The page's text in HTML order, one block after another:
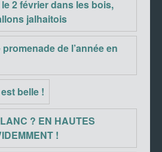
2 février dans les bois,
jalhaitois
de l’année en
belle !
? EN HAUTES
!